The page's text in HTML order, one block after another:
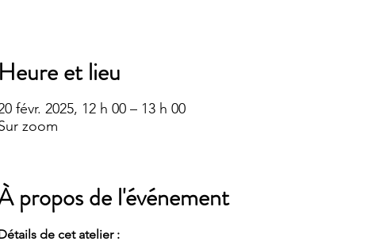
Heure et lieu
févr. 2025, 12 h 00 – 13 h 00
zoom
propos de l'événement
de cet atelier :